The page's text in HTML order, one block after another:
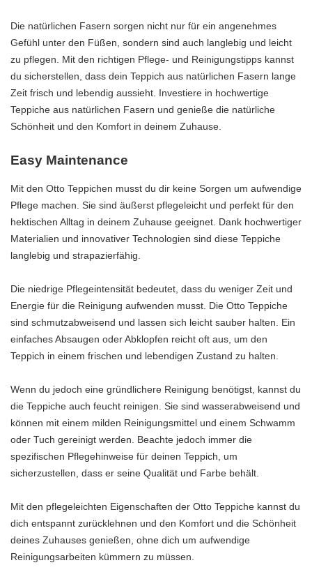
Die natürlichen Fasern sorgen nicht nur für ein angenehmes
Gefühl unter den Füßen, sondern sind auch langlebig und leicht
zu pflegen. Mit den richtigen Pflege- und Reinigungstipps kannst
du sicherstellen, dass dein Teppich aus natürlichen Fasern lange
Zeit frisch und lebendig aussieht. Investiere in hochwertige
Teppiche aus natürlichen Fasern und genieße die natürliche
Schönheit und den Komfort in deinem Zuhause.
Easy Maintenance
Mit den Otto Teppichen musst du dir keine Sorgen um aufwendige
Pflege machen. Sie sind äußerst pflegeleicht und perfekt für den
hektischen Alltag in deinem Zuhause geeignet. Dank hochwertiger
Materialien und innovativer Technologien sind diese Teppiche
langlebig und strapazierfähig.
Die niedrige Pflegeintensität bedeutet, dass du weniger Zeit und
Energie für die Reinigung aufwenden musst. Die Otto Teppiche
sind schmutzabweisend und lassen sich leicht sauber halten. Ein
einfaches Absaugen oder Abklopfen reicht oft aus, um den
Teppich in einem frischen und lebendigen Zustand zu halten.
Wenn du jedoch eine gründlichere Reinigung benötigst, kannst du
die Teppiche auch feucht reinigen. Sie sind wasserabweisend und
können mit einem milden Reinigungsmittel und einem Schwamm
oder Tuch gereinigt werden. Beachte jedoch immer die
spezifischen Pflegehinweise für deinen Teppich, um
sicherzustellen, dass er seine Qualität und Farbe behält.
Mit den pflegeleichten Eigenschaften der Otto Teppiche kannst du
dich entspannt zurücklehnen und den Komfort und die Schönheit
deines Zuhauses genießen, ohne dich um aufwendige
Reinigungsarbeiten kümmern zu müssen.